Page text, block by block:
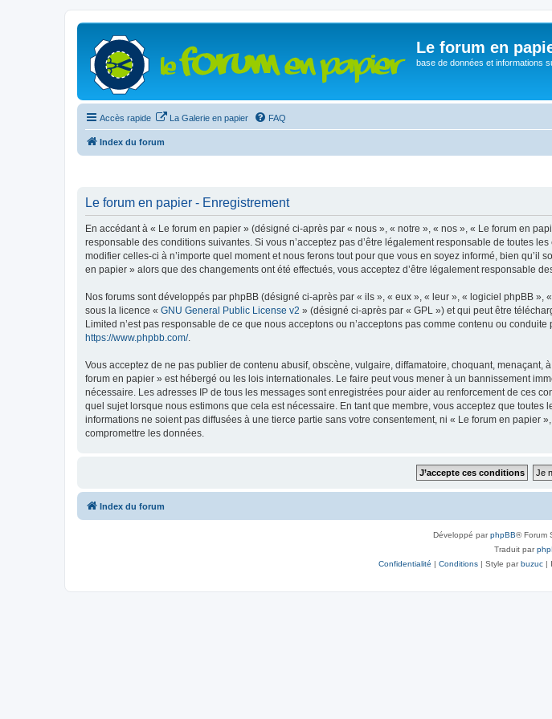
Le forum en
base de données et informations
Accès rapide La Galerie en papier FAQ
Index du forum
Le forum en papier - Enregistrement
En accédant à « Le forum en papier » (désigné ci-après par « nous », « notre », « nos », « Le forum en
responsable des conditions suivantes. Si vous n’acceptez pas d’être légalement responsable de toutes
modifier celles-ci à n’importe quel moment et nous ferons tout pour que vous en soyez informé, bien
en papier » alors que des changements ont été effectués, vous acceptez d’être légalement responsable
Nos forums sont développés par phpBB (désigné ci-après par « ils », « eux », « leur », « logiciel phpBB
sous la licence « GNU General Public License v2 » (désigné ci-après par « GPL ») et qui peut être
Limited n’est pas responsable de ce que nous acceptons ou n’acceptons pas comme contenu ou
https://www.phpbb.com/.
Vous acceptez de ne pas publier de contenu abusif, obscène, vulgaire, diffamatoire, choquant,
forum en papier » est hébergé ou les lois internationales. Le faire peut vous mener à un bannissement
nécessaire. Les adresses IP de tous les messages sont enregistrées pour aider au renforcement de ces
quel sujet lorsque nous estimons que cela est nécessaire. En tant que membre, vous acceptez que
informations ne soient pas diffusées à une tierce partie sans votre consentement, ni « Le forum en
compromettre les données.
Index du forum
Développé parphpBB® Forum
Traduit par
Confidentialité | Conditions| Style parbuzuc|